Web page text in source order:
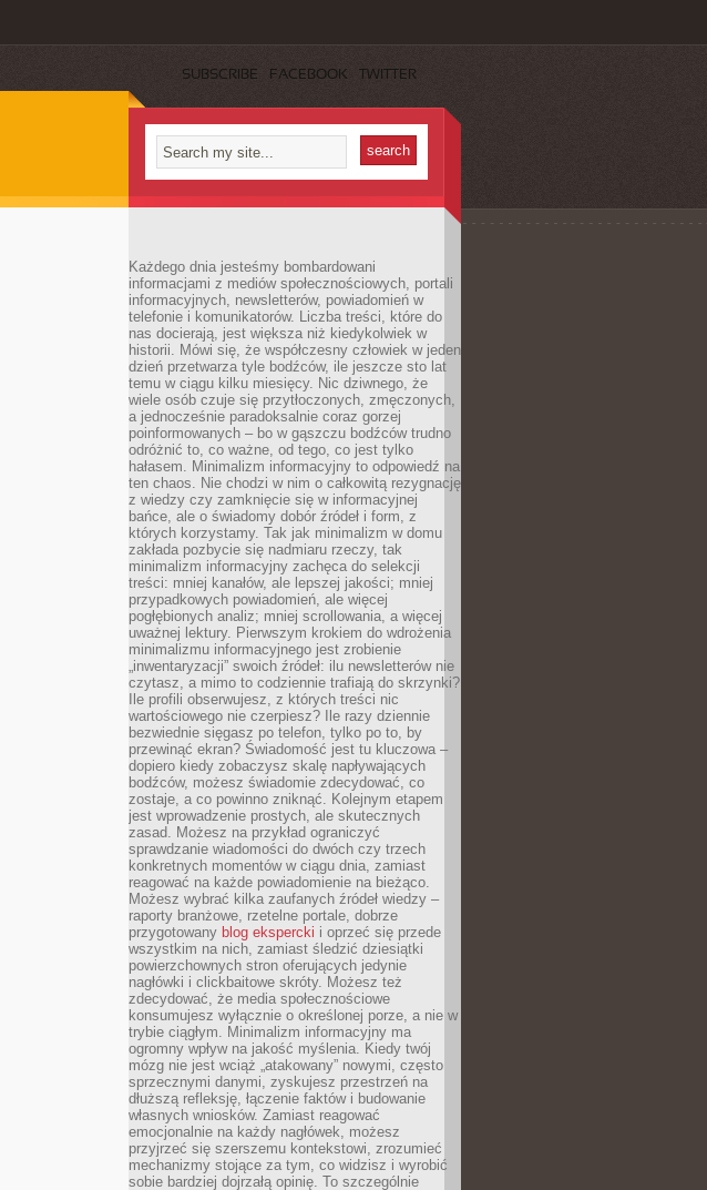
SUBSCRIBE FACEBOOK TWITTER
Każdego dnia jesteśmy bombardowani
informacjami z mediów społecznościowych, portali
informacyjnych, newsletterów, powiadomień w
telefonie i komunikatorów. Liczba treści, które do
nas docierają, jest większa niż kiedykolwiek w
historii. Mówi się, że współczesny człowiek w jeden
dzień przetwarza tyle bodźców, ile jeszcze sto lat
temu w ciągu kilku miesięcy. Nic dziwnego, że
wiele osób czuje się przytłoczonych, zmęczonych,
a jednocześnie paradoksalnie coraz gorzej
poinformowanych – bo w gąszczu bodźców trudno
odróżnić to, co ważne, od tego, co jest tylko
hałasem. Minimalizm informacyjny to odpowiedź na
ten chaos. Nie chodzi w nim o całkowitą rezygnację
z wiedzy czy zamknięcie się w informacyjnej
bańce, ale o świadomy dobór źródeł i form, z
których korzystamy. Tak jak minimalizm w domu
zakłada pozbycie się nadmiaru rzeczy, tak
minimalizm informacyjny zachęca do selekcji
treści: mniej kanałów, ale lepszej jakości; mniej
przypadkowych powiadomień, ale więcej
pogłębionych analiz; mniej scrollowania, a więcej
uważnej lektury. Pierwszym krokiem do wdrożenia
minimalizmu informacyjnego jest zrobienie
„inwentaryzacji” swoich źródeł: ilu newsletterów nie
czytasz, a mimo to codziennie trafiają do skrzynki?
Ile profili obserwujesz, z których treści nic
wartościowego nie czerpiesz? Ile razy dziennie
bezwiednie sięgasz po telefon, tylko po to, by
przewinąć ekran? Świadomość jest tu kluczowa –
dopiero kiedy zobaczysz skalę napływających
bodźców, możesz świadomie zdecydować, co
zostaje, a co powinno zniknąć. Kolejnym etapem
jest wprowadzenie prostych, ale skutecznych
zasad. Możesz na przykład ograniczyć
sprawdzanie wiadomości do dwóch czy trzech
konkretnych momentów w ciągu dnia, zamiast
reagować na każde powiadomienie na bieżąco.
Możesz wybrać kilka zaufanych źródeł wiedzy –
raporty branżowe, rzetelne portale, dobrze
przygotowany blog ekspercki i oprzeć się przede
wszystkim na nich, zamiast śledzić dziesiątki
powierzchownych stron oferujących jedynie
nagłówki i clickbaitowe skróty. Możesz też
zdecydować, że media społecznościowe
konsumujesz wyłącznie o określonej porze, a nie w
trybie ciągłym. Minimalizm informacyjny ma
ogromny wpływ na jakość myślenia. Kiedy twój
mózg nie jest wciąż „atakowany” nowymi, często
sprzecznymi danymi, zyskujesz przestrzeń na
dłuższą refleksję, łączenie faktów i budowanie
własnych wniosków. Zamiast reagować
emocjonalnie na każdy nagłówek, możesz
przyjrzeć się szerszemu kontekstowi, zrozumieć
mechanizmy stojące za tym, co widzisz i wyrobić
sobie bardziej dojrzałą opinię. To szczególnie